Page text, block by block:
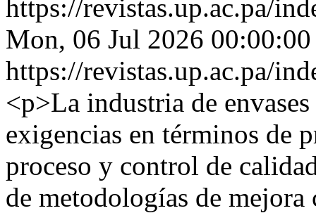
https://revistas.up.ac.pa/
Mon, 06 Jul 2026
https://revistas.up.ac.pa/
<p>La industria de
exigencias en términos de
proceso y control de
de metodologías de mejora